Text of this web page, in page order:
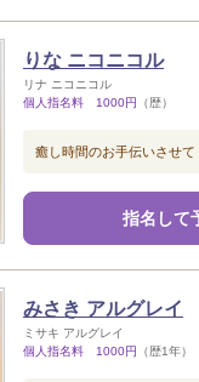
りな ニコニコル
リナ ニコニコル
個人指名料 1000円 （歴）
癒し時間のお手伝いさせて
指名して
みさき アルグレイ
ミサキ アルグレイ
個人指名料 1000円 （歴1年）